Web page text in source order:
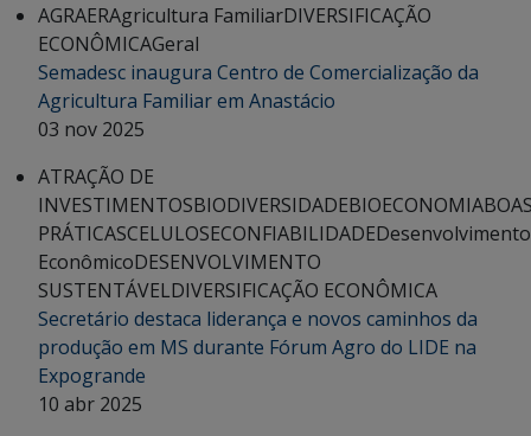
AGRAERAgricultura FamiliarDIVERSIFICAÇÃO
ECONÔMICAGeral
Semadesc inaugura Centro de Comercialização da
Agricultura Familiar em Anastácio
03 nov 2025
ATRAÇÃO DE
INVESTIMENTOSBIODIVERSIDADEBIOECONOMIA
PRÁTICASCELULOSECONFIABILIDADEDesenvolvimento
EconômicoDESENVOLVIMENTO
SUSTENTÁVELDIVERSIFICAÇÃO ECONÔMICA
Secretário destaca liderança e novos caminhos da
produção em MS durante Fórum Agro do LIDE na
Expogrande
10 abr 2025